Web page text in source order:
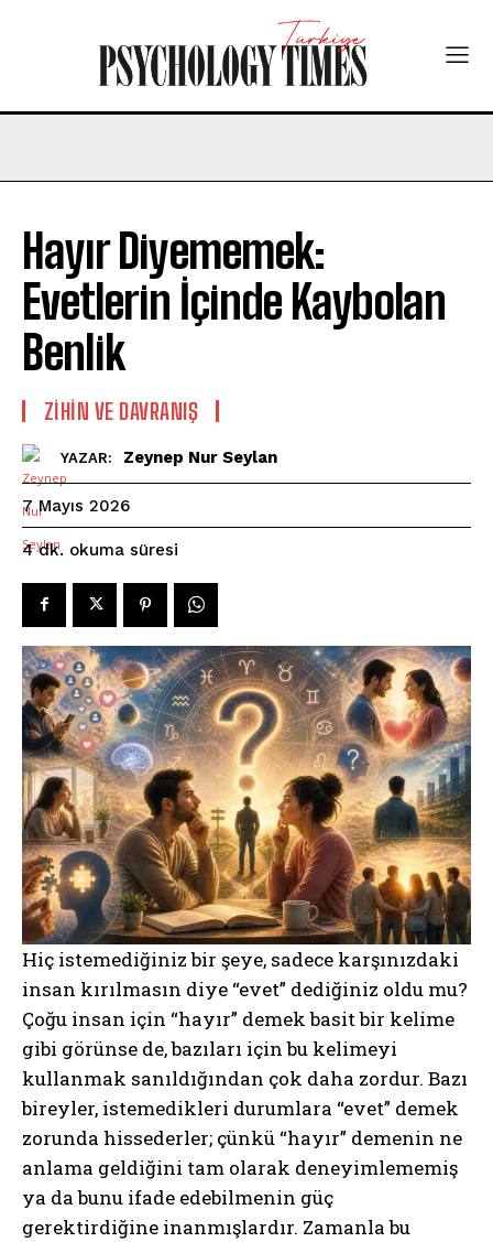
Hayır Diyememek:
Evetlerin İçinde Kaybolan
Benlik
⁠ZIHIN VE DAVRANIŞ
YAZAR: Zeynep Nur Seylan
7 Mayıs 2026
4dk. okuma süresi
Hiç istemediğiniz bir şeye, sadece karşınızdaki
insan kırılmasın diye “evet” dediğiniz oldu mu?
Çoğu insan için “hayır” demek basit bir kelime
gibi görünse de, bazıları için bu kelimeyi
kullanmak sanıldığından çok daha zordur. Bazı
bireyler, istemedikleri durumlara “evet” demek
zorunda hissederler; çünkü “hayır” demenin ne
anlama geldiğini tam olarak deneyimlememiş
ya da bunu ifade edebilmenin güç
gerektirdiğine inanmışlardır. Zamanla bu